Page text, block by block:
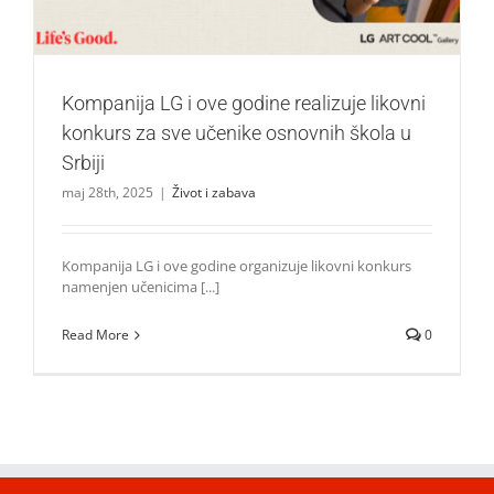
Kompanija LG i ove godine realizuje likovni
konkurs za sve učenike osnovnih škola u
Srbiji
maj 28th, 2025 | Život i zabava
Kompanija LG i ove godine organizuje likovni konkurs
namenjen učenicima [...]
Read More 0